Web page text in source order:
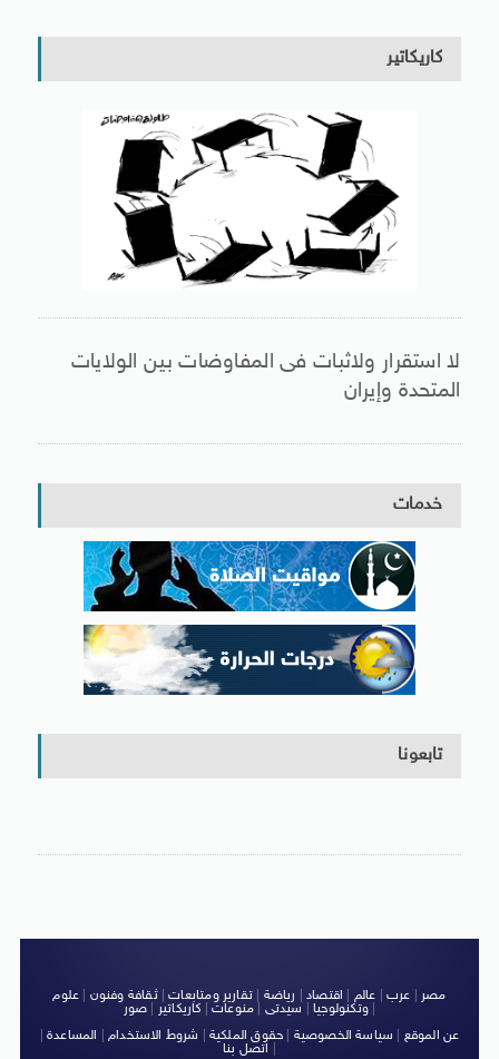
كاريكاتير
لا استقرار ولاثبات فى المفاوضات بين الولايات
المتحدة وإيران
خدمات
تابعونا
مصر عرب عالم اقتصاد رياضة |تقارير ومتابعات|ثقافة وفنون
علوم
وتكنولوجيا| سيدتى منوعات كاريكاتير صور
|
عن الموقع
سياسة الخصوصية حقوق الملكية شروط الاستخدام| المساعدة|
اتصل بنا